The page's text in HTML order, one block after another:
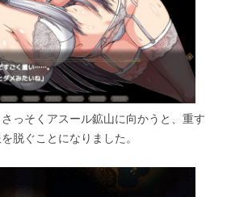
っそくアスール鉱山に向かうと、重す
脱ぐことになりました。